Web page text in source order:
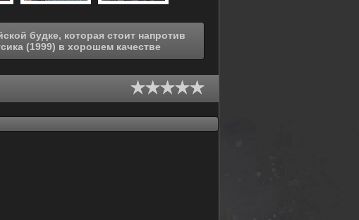
Парка Камэари, что в районе Кацусика (1999) в хорошем качестве